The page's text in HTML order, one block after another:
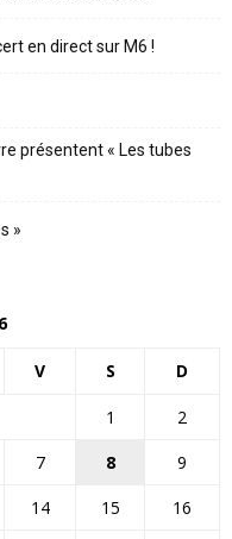
en direct sur M6 !
présentent « Les tubes
»
V S D
1
2
7 8
9
14 15
16